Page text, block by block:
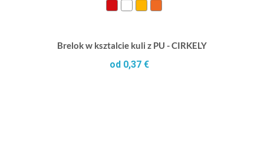
Brelok w ksztalcie kuli z PU - CIRKELY
od 0,37 €